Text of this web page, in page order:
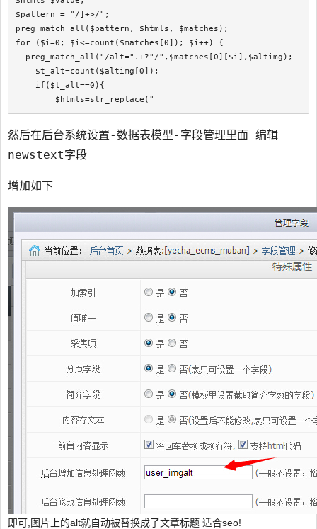
$pattern = "/]+>/";
preg_match_all($pattern, $htmls, $matches);
for ($i=0; $i<=count($matches[0]); $i++) {
        $htmls=str_replace("
然后在后台系统设置-数据表模型-字段管理里面 编辑
newstext字段
增加如下
即可,图片上的alt就自动被替换成了文章标题 适合seo!